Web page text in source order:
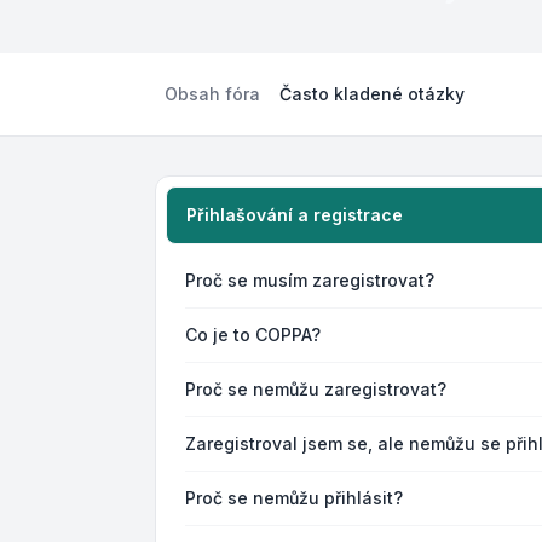
Obsah fóra Často kladené otázky
Přihlašování a registrace
Proč se musím zaregistrovat?
Co je to COPPA?
Proč se nemůžu zaregistrovat?
Zaregistroval jsem se, ale nemůžu se
Proč se nemůžu přihlásit?